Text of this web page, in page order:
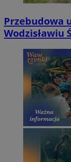
Przebudowa
Wodzisławiu